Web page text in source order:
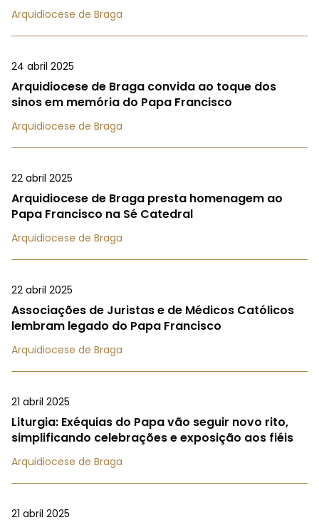
Arquidiocese de Braga
24 abril 2025
Arquidiocese de Braga convida ao toque dos
sinos em memória do Papa Francisco
Arquidiocese de Braga
22 abril 2025
Arquidiocese de Braga presta homenagem ao
Papa Francisco na Sé Catedral
Arquidiocese de Braga
22 abril 2025
Associações de Juristas e de Médicos Católicos
lembram legado do Papa Francisco
Arquidiocese de Braga
21 abril 2025
Liturgia: Exéquias do Papa vão seguir novo rito,
simplificando celebrações e exposição aos fiéis
Arquidiocese de Braga
21 abril 2025